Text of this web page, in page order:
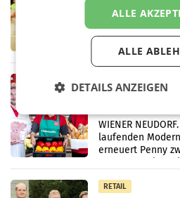
Müller
Über den
Altstoff Recycling
Handelskonzern
„Kreislauf-
Ober- und
WIENER
laufenden
erneuert Penny
RETAIL
ALLE
ALLE
DETAILS ANZEIGEN